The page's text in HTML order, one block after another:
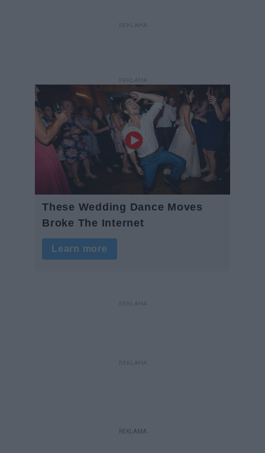
REKLAMA
REKLAMA
REKLAMA
REKLAMA
REKLAMA